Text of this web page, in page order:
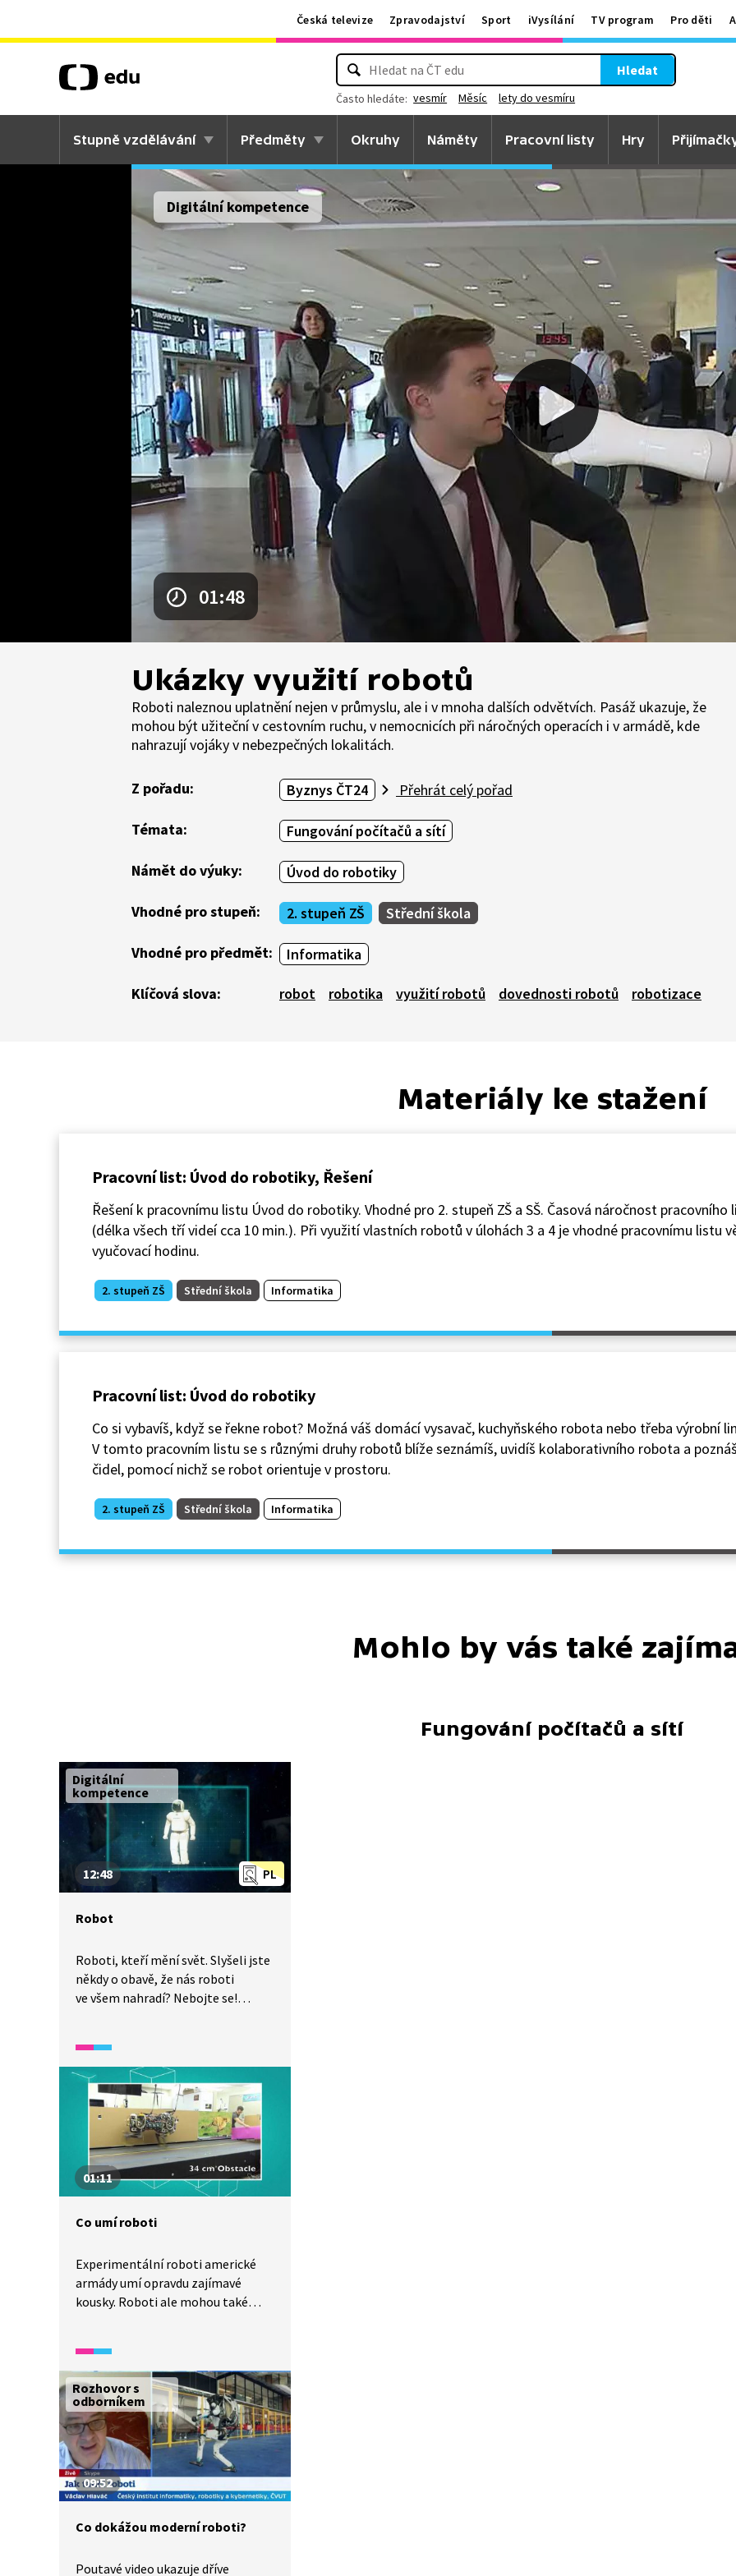
Česká televize Zpravodajství Sport iVysílání TV program Pro děti
Hledat
Často hledáte: vesmír Měsíc lety do vesmíru
Stupně vzdělávání Předměty Okruhy Náměty Pracovní listy Hry
01:48
Digitální kompetence
Ukázky využití robotů
Roboti naleznou uplatnění nejen v průmyslu, ale i v mnoha dalších odvětvích. Pasáž ukazuje, že
mohou být užiteční v cestovním ruchu, v nemocnicích při náročných operacích i v armádě, kde
nahrazují vojáky v nebezpečných lokalitách.
Z pořadu: Byznys ČT24 Přehrát celý pořad
Témata: Fungování počítačů a sítí
Námět do výuky: Úvod do robotiky
Vhodné pro stupeň: 2. stupeň ZŠ Střední škola
Vhodné pro předmět: Informatika
Klíčová slova: robot robotika využití robotů dovednosti robotů robotizace
Materiály ke stažení
Pracovní list: Úvod do robotiky, Řešení
Řešení k pracovnímu listu Úvod do robotiky. Vhodné pro 2. stupeň ZŠ a SŠ. Časová náročnost
(délka všech tří videí cca 10 min.). Při využití vlastních robotů v úlohách 3 a 4 je vhodné pracovnímu listu
vyučovací hodinu.
2. stupeň ZŠ Střední škola Informatika
Pracovní list: Úvod do robotiky
Co si vybavíš, když se řekne robot? Možná váš domácí vysavač, kuchyňského robota nebo třeba výrobní
V tomto pracovním listu se s různými druhy robotů blíže seznámíš, uvidíš kolaborativního robota a
čidel, pomocí nichž se robot orientuje v prostoru.
2. stupeň ZŠ Střední škola Informatika
Mohlo by vás také
Fungování počítačů a sítí
Digitální
kompetence
PL
12:48
Robot
Roboti, kteří mění svět. Slyšeli jste
někdy o obavě, že nás roboti
ve všem nahradí? Nebojte se!
To si vysvětlíme. Pojďme ale
poznat roboty více, dozvědět se
něco o jejich vývoji, životě a práci,
kterou jsou schopni zastat.
01:11
Co umí roboti
Experimentální roboti americké
armády umí opravdu zajímavé
kousky. Roboti ale mohou také
Rozhovor s
odborníkem
09:52
Co dokážou moderní roboti?
Poutavé video ukazuje dříve